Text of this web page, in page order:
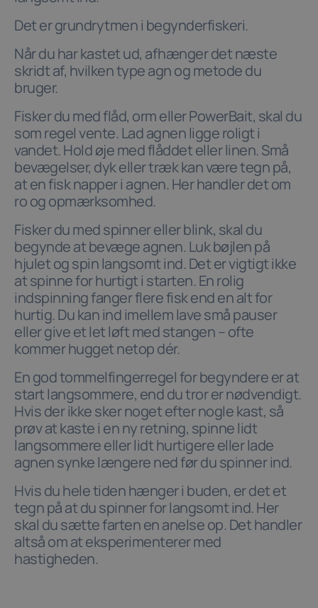
Det er grundrytmen i begynderfiskeri.
Når du har kastet ud, afhænger det næste
skridt af, hvilken type agn og metode du
bruger.
Fisker du med flåd, orm eller PowerBait, skal du
som regel vente. Lad agnen ligge roligt i
vandet. Hold øje med flåddet eller linen. Små
bevægelser, dyk eller træk kan være tegn på,
at en fisk napper i agnen. Her handler det om
ro og opmærksomhed.
Fisker du med spinner eller blink, skal du
begynde at bevæge agnen. Luk bøjlen på
hjulet og spin langsomt ind. Det er vigtigt ikke
at spinne for hurtigt i starten. En rolig
indspinning fanger flere fisk end en alt for
hurtig. Du kan ind imellem lave små pauser
eller give et let løft med stangen – ofte
kommer hugget netop dér.
En god tommelfingerregel for begyndere er at
start langsommere, end du tror er nødvendigt.
Hvis der ikke sker noget efter nogle kast, så
prøv at kaste i en ny retning, spinne lidt
langsommere eller lidt hurtigere eller lade
agnen synke længere ned før du spinner ind.
Hvis du hele tiden hænger i buden, er det et
tegn på at du spinner for langsomt ind. Her
skal du sætte farten en anelse op. Det handler
altså om at eksperimenterer med
hastigheden.